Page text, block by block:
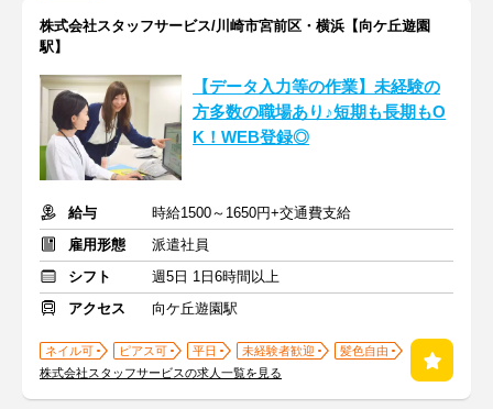
株式会社スタッフサービス/川崎市宮前区・横浜【向ケ丘遊園
駅】
【データ入力等の作業】未経験の
方多数の職場あり♪短期も長期もO
K！WEB登録◎
給与
時給1500～1650円+交通費支給
雇用形態
派遣社員
シフト
週5日 1日6時間以上
アクセス
向ケ丘遊園駅
ネイル可 ピアス可 平日 未経験者歓迎
髪色自由
株式会社スタッフサービスの求人一覧を見る